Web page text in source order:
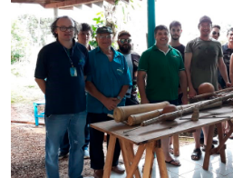
Editora
Rádio
Museu